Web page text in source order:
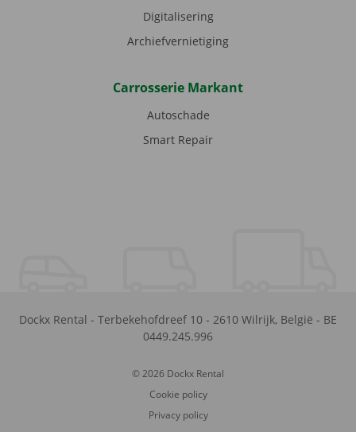
Digitalisering
Archiefvernietiging
Carrosserie Markant
Autoschade
Smart Repair
Dockx Rental - Terbekehofdreef 10 - 2610 Wilrijk, België - BE
0449.245.996
© 2026 Dockx Rental
Cookie policy
Privacy policy